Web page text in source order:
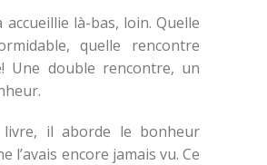
accueillie là-bas, loin. Quelle
quelle rencontre
Une double rencontre, un
livre, il aborde le bonheur
l’avais encore jamais vu. Ce